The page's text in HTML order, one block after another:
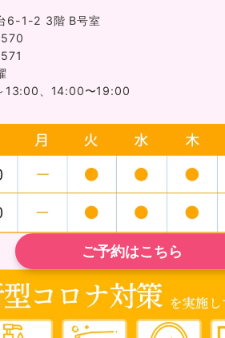
6-1-2 3階 B号室
13:00、14:00〜19:00
ご予約はこちら